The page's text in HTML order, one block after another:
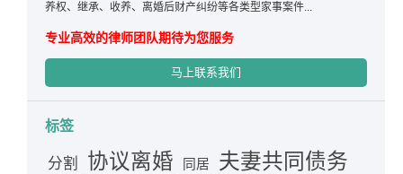
养权、继承、收养、离婚后财产纠纷等各类型家事案件...
专业高效的律师团队期待为您服务
马上联系我们
标签
分割 协议离婚 同居 夫妻共同债务